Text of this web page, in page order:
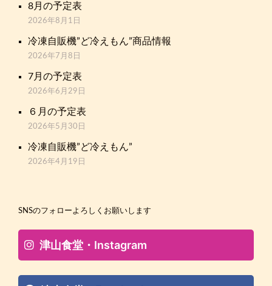
8月の予定表
2026年8月1日
冷凍自販機”ど冷えもん”商品情報
2026年7月8日
7月の予定表
2026年6月29日
６月の予定表
2026年5月30日
冷凍自販機”ど冷えもん”
2026年4月19日
SNSのフォローよろしくお願いします
津山食堂・Instagram